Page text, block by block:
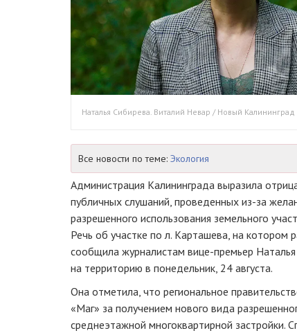
Наталья Сибирева. Виталий Невар / Новый Калининград
Все новости по теме: Экология
Администрация Калининграда выразила
публичных слушаний, проведенных из-за
разрешенного использования земельного
Речь об участке по л. Карташева, на котором
сообщила журналистам вице-премьер
на территорию в понедельник, 24 августа.
Она отметила, что региональное
«Маг» за получением нового вида
среднеэтажной многоквартирной застройки.